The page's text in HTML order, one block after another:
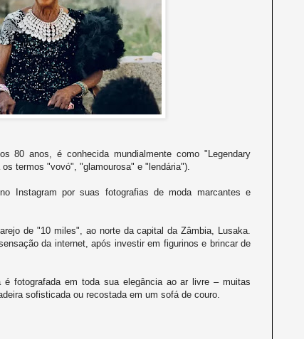
80 anos, é conhecida mundialmente como "Legendary
termos "vovó", "glamourosa" e "lendária").
Instagram por suas fotografias de moda marcantes e
de "10 miles", ao norte da capital da Zâmbia, Lusaka.
da internet, após investir em figurinos e brincar de
é fotografada em toda sua elegância ao ar livre – muitas
sofisticada ou recostada em um sofá de couro.